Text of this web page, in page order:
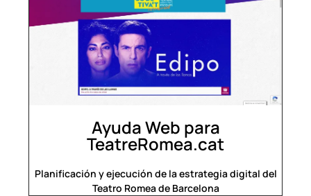
Ayuda Web para
TeatreRomea.cat
Planificación y ejecución de la estrategia digital del
Teatro Romea de Barcelona